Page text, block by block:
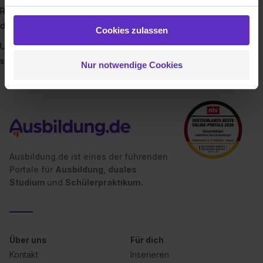
Partner führen diese Informationen möglicherweise mit
zulassen“ stimmst du dem Setzen der Cookies und der
In diesem Fall sowie bei der separaten Aktivierung von
„Social Media und Marketing“ bist du auch damit
einverstanden, dass dir nach Setzen der Cookies externe
Inhalte (z.B. Videos oder Posts) angezeigt und hierfür
erforderliche personenbezogene Daten an Social Media
Dienste, ggfs. mit Sitz in den USA, übermittelt werden.
Auswahl über die Checkboxen und klick auf „Auswahl
Cookies zulassen
Nur notwendige Cookies
Rund um die Uhr sorgen unsere Experten an Land und auf
dem Wasser für sichere Verkehrsabläufe.
Unser Leitmotiv: Mobilität ermöglichen und die Umwelt
schützen!
Ausbildung.de ist eines der führenden
Portale für Ausbildung, duales
Studium und Schülerpraktikum.
Über uns
Kontakt
Für dich
Inserieren